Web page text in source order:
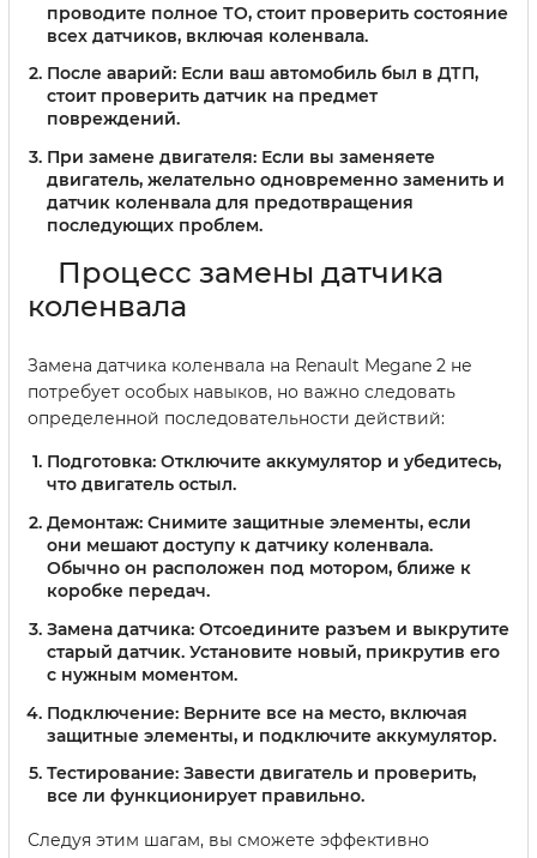
проводите полное ТО, стоит проверить состояние
всех датчиков, включая коленвала.
После аварий: Если ваш автомобиль был в ДТП,
стоит проверить датчик на предмет
повреждений.
При замене двигателя: Если вы заменяете
двигатель, желательно одновременно заменить и
датчик коленвала для предотвращения
последующих проблем.
Процесс замены датчика
коленвала
Замена датчика коленвала на Renault Megane 2 не
потребует особых навыков, но важно следовать
определенной последовательности действий:
Подготовка: Отключите аккумулятор и убедитесь,
что двигатель остыл.
Демонтаж: Снимите защитные элементы, если
они мешают доступу к датчику коленвала.
Обычно он расположен под мотором, ближе к
коробке передач.
Замена датчика: Отсоедините разъем и выкрутите
старый датчик. Установите новый, прикрутив его
с нужным моментом.
Подключение: Верните все на место, включая
защитные элементы, и подключите аккумулятор.
Тестирование: Завести двигатель и проверить,
все ли функционирует правильно.
Следуя этим шагам, вы сможете эффективно